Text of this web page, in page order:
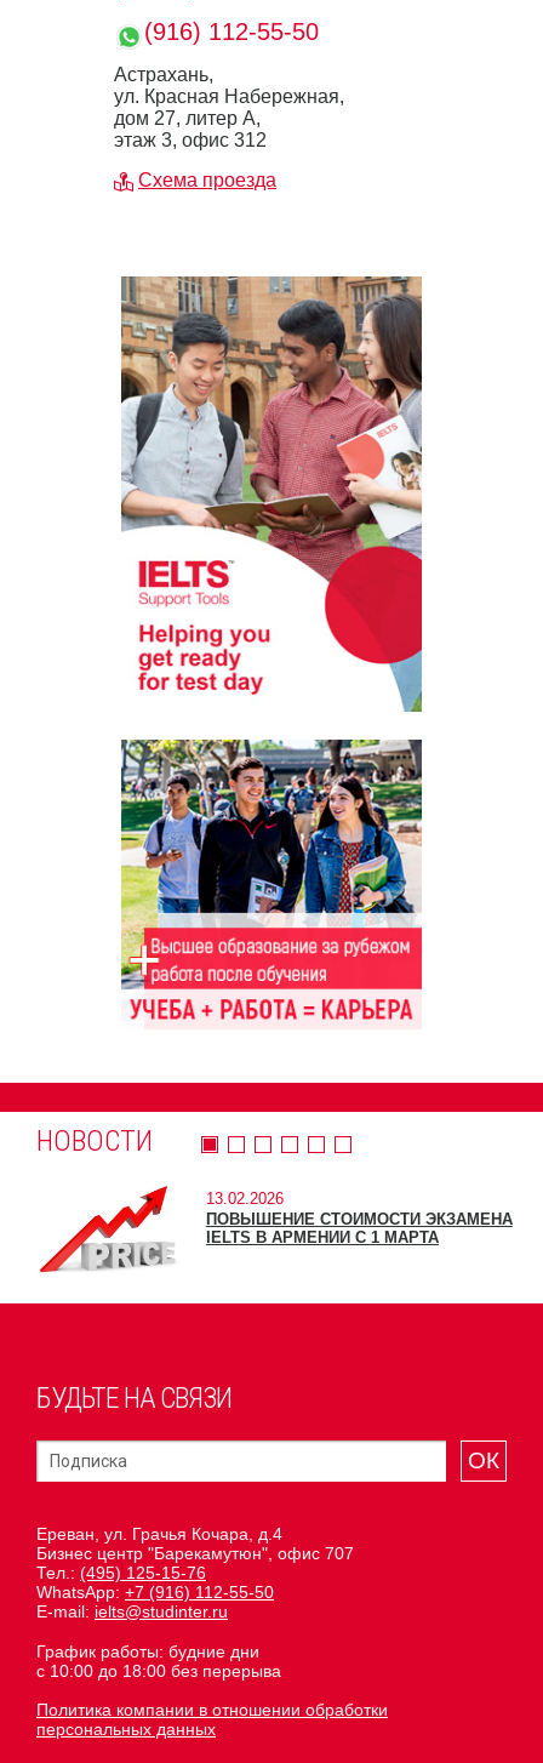
(916) 112-55-50
Астрахань,
ул. Красная Набережная,
дом 27, литер А,
этаж 3, офис 312
Схема проезда
НОВОСТИ
13.02.2026
ПОВЫШЕНИЕ СТОИМОСТИ ЭКЗАМЕНА
IELTS В АРМЕНИИ С 1 МАРТА
БУДЬТЕ НА СВЯЗИ
ОК
Ереван, ул. Грачья Кочара, д.4
Бизнес центр "Барекамутюн", офис 707
Тел.: (495) 125-15-76
WhatsApp: +7 (916) 112-55-50
E-mail: ielts@studinter.ru
График работы: будние дни
с 10:00 до 18:00 без перерыва
Политика компании в отношении обработки
персональных данных